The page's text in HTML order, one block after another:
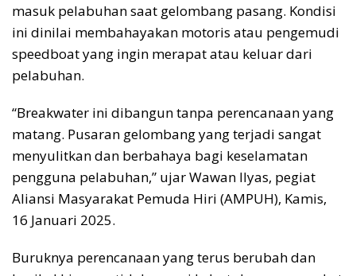
masuk pelabuhan saat gelombang pasang. Kondisi
ini dinilai membahayakan motoris atau pengemudi
speedboat yang ingin merapat atau keluar dari
pelabuhan.
“Breakwater ini dibangun tanpa perencanaan yang
matang. Pusaran gelombang yang terjadi sangat
menyulitkan dan berbahaya bagi keselamatan
pengguna pelabuhan,” ujar Wawan Ilyas, pegiat
Aliansi Masyarakat Pemuda Hiri (AMPUH), Kamis,
16 Januari 2025.
Buruknya perencanaan yang terus berubah dan